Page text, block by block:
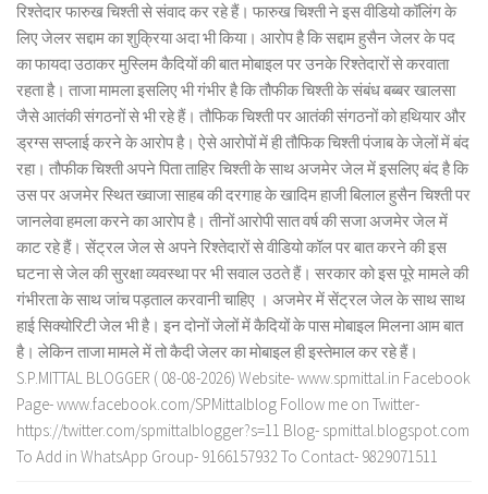
रिश्तेदार फारुख चिश्ती से संवाद कर रहे हैं। फारुख चिश्ती ने इस वीडियो कॉलिंग के
लिए जेलर सद्दाम का शुक्रिया अदा भी किया। आरोप है कि सद्दाम हुसैन जेलर के पद
का फायदा उठाकर मुस्लिम कैदियों की बात मोबाइल पर उनके रिश्तेदारों से करवाता
रहता है। ताजा मामला इसलिए भी गंभीर है कि तौफीक चिश्ती के संबंध बब्बर खालसा
जैसे आतंकी संगठनों से भी रहे हैं। तौफिक चिश्ती पर आतंकी संगठनों को हथियार और
ड्रग्स सप्लाई करने के आरोप है। ऐसे आरोपों में ही तौफिक चिश्ती पंजाब के जेलों में बंद
रहा। तौफीक चिश्ती अपने पिता ताहिर चिश्ती के साथ अजमेर जेल में इसलिए बंद है कि
उस पर अजमेर स्थित ख्वाजा साहब की दरगाह के खादिम हाजी बिलाल हुसैन चिश्ती पर
जानलेवा हमला करने का आरोप है। तीनों आरोपी सात वर्ष की सजा अजमेर जेल में
काट रहे हैं। सेंट्रल जेल से अपने रिश्तेदारों से वीडियो कॉल पर बात करने की इस
घटना से जेल की सुरक्षा व्यवस्था पर भी सवाल उठते हैं। सरकार को इस पूरे मामले की
गंभीरता के साथ जांच पड़ताल करवानी चाहिए । अजमेर में सेंट्रल जेल के साथ साथ
हाई सिक्योरिटी जेल भी है। इन दोनों जेलों में कैदियों के पास मोबाइल मिलना आम बात
है। लेकिन ताजा मामले में तो कैदी जेलर का मोबाइल ही इस्तेमाल कर रहे हैं।
S.P.MITTAL BLOGGER ( 08-08-2026) Website- www.spmittal.in Facebook
Page- www.facebook.com/SPMittalblog Follow me on Twitter-
https://twitter.com/spmittalblogger?s=11 Blog- spmittal.blogspot.com
To Add in WhatsApp Group- 9166157932 To Contact- 9829071511